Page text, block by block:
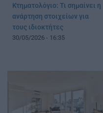
Κτηματολόγιο: Τι σημαίνει η
ανάρτηση στοιχείων για
τους ιδιοκτήτες
30/05/2026 - 16:35